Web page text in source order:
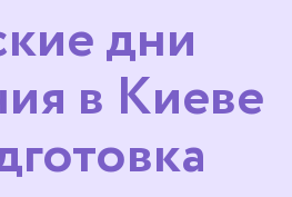
дни
в Киеве